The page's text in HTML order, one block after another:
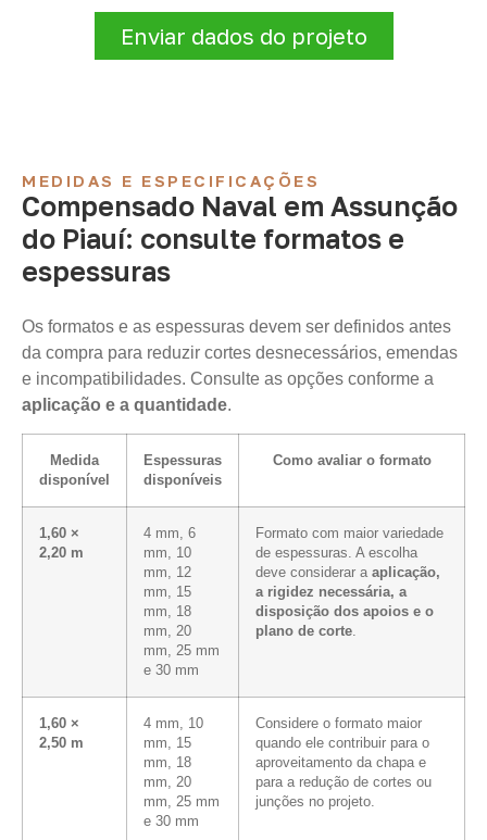
Enviar dados do projeto
MEDIDAS E ESPECIFICAÇÕES
Compensado Naval em Assunção
do Piauí: consulte formatos e
espessuras
Os formatos e as espessuras devem ser definidos antes
da compra para reduzir cortes desnecessários, emendas
e incompatibilidades. Consulte as opções conforme a
aplicação e a quantidade.
Medida
disponível
Espessuras
disponíveis
Como avaliar o formato
1,60 ×
2,20 m
4 mm, 6
mm, 10
mm, 12
mm, 15
mm, 18
mm, 20
mm, 25 mm
e 30 mm
Formato com maior variedade
de espessuras. A escolha
deve considerar a aplicação,
a rigidez necessária, a
disposição dos apoios e o
plano de corte.
1,60 ×
2,50 m
4 mm, 10
mm, 15
mm, 18
mm, 20
mm, 25 mm
e 30 mm
Considere o formato maior
quando ele contribuir para o
aproveitamento da chapa e
para a redução de cortes ou
junções no projeto.